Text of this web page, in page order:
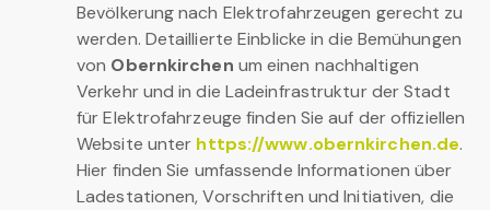
Bevölkerung nach Elektrofahrzeugen gerecht zu
werden. Detaillierte Einblicke in die Bemühungen
von Obernkirchen um einen nachhaltigen
Verkehr und in die Ladeinfrastruktur der Stadt
für Elektrofahrzeuge finden Sie auf der offiziellen
Website unter https://www.obernkirchen.de.
Hier finden Sie umfassende Informationen über
Ladestationen, Vorschriften und Initiativen, die